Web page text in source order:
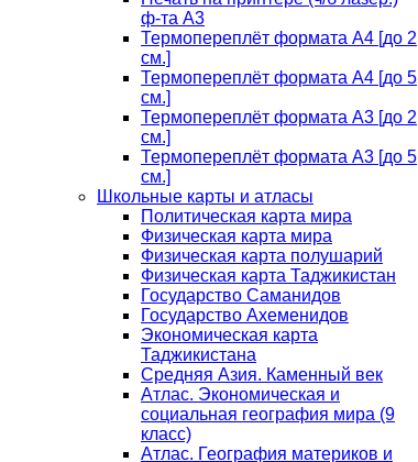
ф-та А3
Термопереплёт формата А4 [до 2
см.]
Термопереплёт формата А4 [до 5
см.]
Термопереплёт формата А3 [до 2
см.]
Термопереплёт формата А3 [до 5
см.]
Школьные карты и атласы
Политическая карта мира
Физическая карта мира
Физическая карта полушарий
Физическая карта Таджикистан
Государство Саманидов
Государство Ахеменидов
Экономическая карта
Таджикистана
Средняя Азия. Каменный век
Атлас. Экономическая и
социальная география мира (9
класс)
Атлас. География материков и